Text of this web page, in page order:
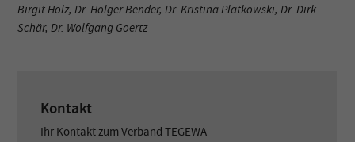
Birgit Holz, Dr. Holger Bender, Dr. Kristina Platkowski, Dr. Dirk
Schär, Dr. Wolfgang Goertz
Kontakt
Ihr Kontakt zum Verband TEGEWA